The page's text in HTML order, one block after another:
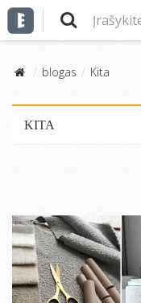
blogas Kita
KITA
E-interjeras svečiai
Dizaino objektai
Daiktų istorijos